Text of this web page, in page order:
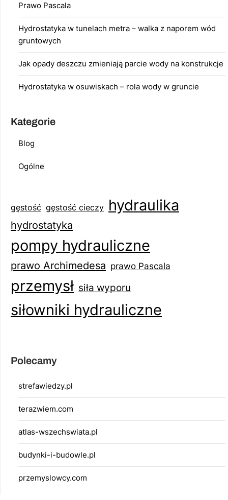
Prawo Pascala
Hydrostatyka w tunelach metra – walka z naporem wód
gruntowych
Jak opady deszczu zmieniają parcie wody na konstrukcje
Hydrostatyka w osuwiskach – rola wody w gruncie
Kategorie
Blog
Ogólne
gęstość gęstość cieczy hydraulika
hydrostatyka
pompy hydrauliczne
prawo Archimedesa prawo Pascala
przemysł siła wyporu
siłowniki hydrauliczne
Polecamy
strefawiedzy.pl
terazwiem.com
atlas-wszechswiata.pl
budynki-i-budowle.pl
przemyslowcy.com